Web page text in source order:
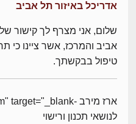
אדריכל באיזור תל אביב
שלום, אני מצרף לך קישור
אביב והמרכז, אשר ציינו
טיפול בבקשתך.
לנושאי תכנון ורישוי